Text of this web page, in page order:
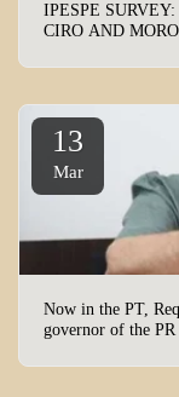
IPESPE
CIRO AND
13
Mar
Now in the PT,
governor of the PR